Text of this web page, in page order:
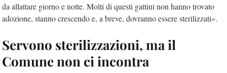
da allattare giorno e notte. Molti di questi gattini non hanno trovato
adozione, stanno crescendo e, a breve, dovranno essere sterilizzati».
Servono sterilizzazioni, ma il
Comune non ci incontra